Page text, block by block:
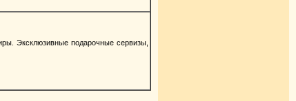
Эксклюзивные подарочные сервизы,